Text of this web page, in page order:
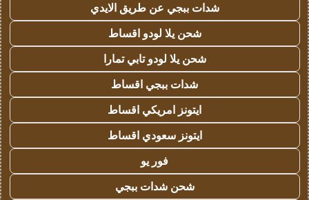
شدات ببجي عن طريق الايدي
شحن يلا لودو اقساط
شحن يلا لودو تابي تمارا
شدات ببجي اقساط
ايتونز امريكي اقساط
ايتونز سعودي اقساط
فور يو
شحن شدات ببجي